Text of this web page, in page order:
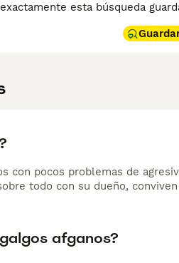
esta búsqueda
con pocos problemas de
todo con su dueño,
afganos?